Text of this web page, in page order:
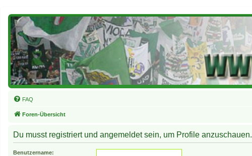
FAQ
Foren-Übersicht
Du musst registriert und angemeldet sein, um Profile anzuschauen.
Benutzername: